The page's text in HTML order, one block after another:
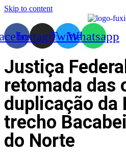
Skip to content
InstagramTwitterWhatsapp
Justiça
retomada das
duplicação da
trecho
do Norte